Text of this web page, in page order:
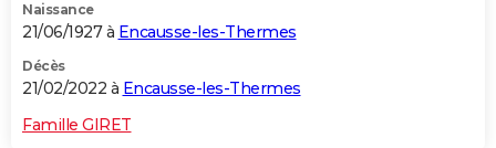
Naissance
21/06/1927 à Encausse-les-Thermes
Décès
21/02/2022 à Encausse-les-Thermes
Famille GIRET